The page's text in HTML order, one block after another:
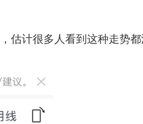
估计很多人看到这种走势都